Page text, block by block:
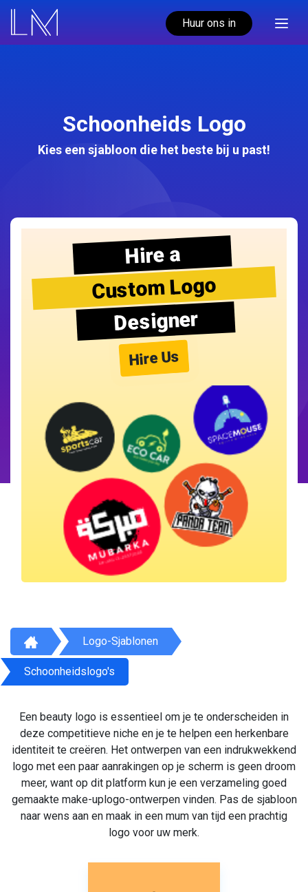
Huur ons in
Schoonheids Logo
Kies een sjabloon die het beste bij u past!
Hire a
Custom Logo
Designer
Hire Us
Logo-Sjablonen
Schoonheidslogo's
Een beauty logo is essentieel om je te onderscheiden in
deze competitieve niche en je te helpen een herkenbare
identiteit te creëren. Het ontwerpen van een indrukwekkend
logo met een paar aanrakingen op je scherm is geen droom
meer, want op dit platform kun je een verzameling goed
gemaakte make-uplogo-ontwerpen vinden. Pas de sjabloon
naar wens aan en maak in een mum van tijd een prachtig
logo voor uw merk.